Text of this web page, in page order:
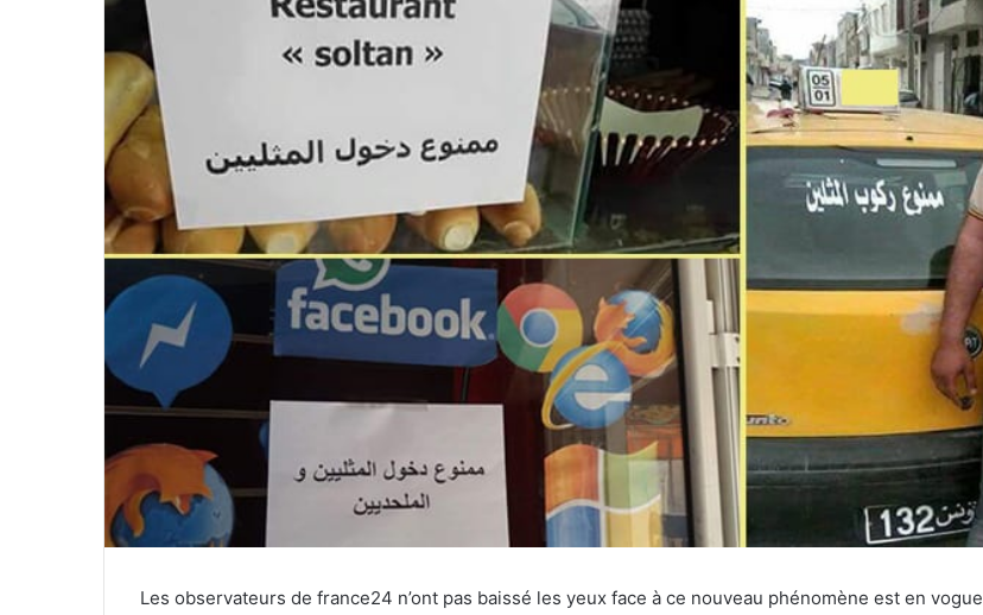
Les observateurs de france24 n’ont pas baissé les yeux face à ce nouveau phénomène est en vogue